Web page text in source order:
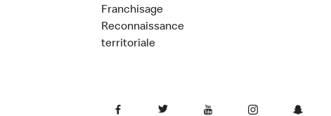
Franchisage
Reconnaissance
territoriale